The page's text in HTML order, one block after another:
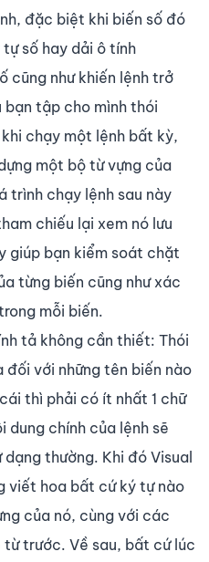
đặc biệt khi biến số đó
số hay dải ô tính
cũng như khiến lệnh trở
bạn tập cho mình thói
chạy một lệnh bất kỳ,
một bộ từ vựng của
trình chạy lệnh sau này
chiếu lại xem nó lưu
giúp bạn kiểm soát chặt
từng biến cũng như xác
mỗi biến.
tả không cần thiết: Thói
với những tên biến nào
thì phải có ít nhất 1 chữ
dung chính của lệnh sẽ
thường. Khi đó Visual
viết hoa bất cứ ký tự nào
của nó, cùng với các
trước. Về sau, bất cứ lúc